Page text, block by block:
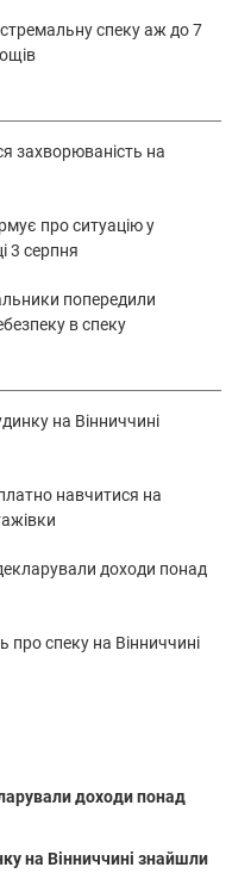
доходи понад
на Вінниччині знайшли
спеку аж до 7
захворюваність на
про ситуацію у
3 серпня
попередили
в спеку
на Вінниччині
навчитися на
доходи понад
спеку на Вінниччині